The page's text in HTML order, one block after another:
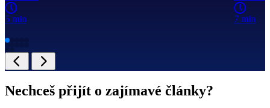
5 min 7 min
Nechceš přijít o zajímavé články?